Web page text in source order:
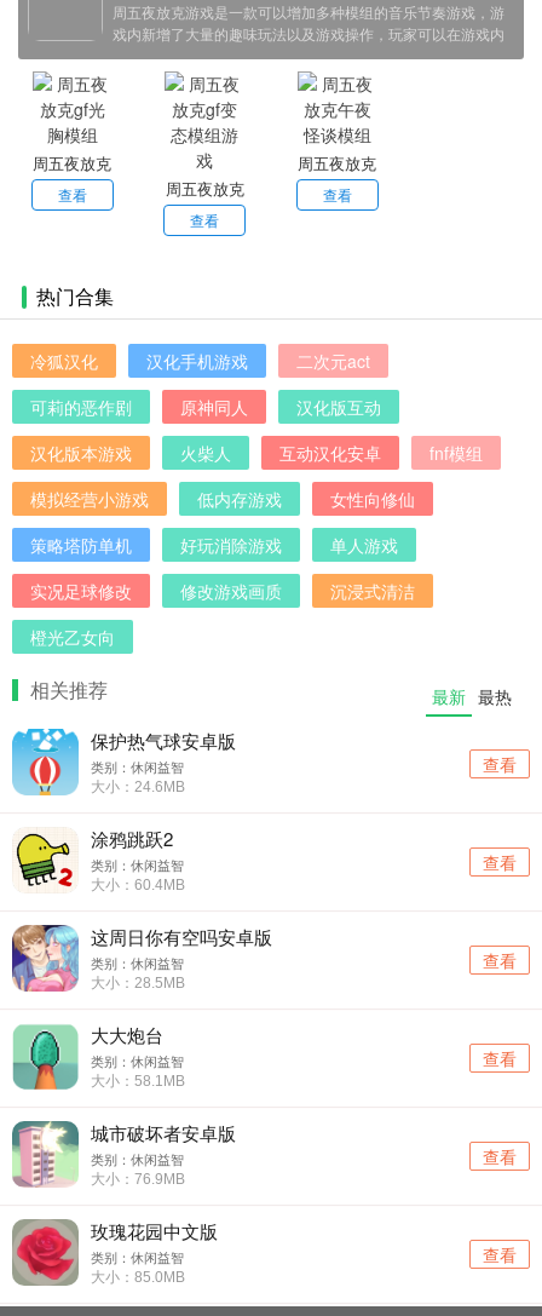
周五夜放克游戏是一款可以增加多种模组的音乐节奏游戏，游
戏内新增了大量的趣味玩法以及游戏操作，玩家可以在游戏内
体验到不一样的游戏乐趣，小编带来了周五夜放克游戏的不同
版本，感兴趣的小伙伴欢迎点击下载体验！
周五夜放克
gf光胸模组
查看
周五夜放克
gf变态模组
查看
周五夜放克
午夜怪谈模
查看
热门合集
冷狐汉化 汉化手机游戏
二次元act
可莉的恶作剧
原神同人
汉化版互动
汉化版本游戏
火柴人 互动汉化安卓
fnf模组
模拟经营小游戏
低内存游戏
女性向修仙
策略塔防单机
好玩消除游戏
单人游戏
实况足球修改
修改游戏画质
沉浸式清洁
橙光乙女向
相关推荐 最新 最热
保护热气球安卓版
类别：休闲益智
大小：24.6MB
查看
涂鸦跳跃2
类别：休闲益智
大小：60.4MB
查看
这周日你有空吗安卓版
类别：休闲益智
大小：28.5MB
查看
大大炮台
类别：休闲益智
大小：58.1MB
查看
城市破坏者安卓版
类别：休闲益智
大小：76.9MB
查看
玫瑰花园中文版
类别：休闲益智
大小：85.0MB
查看